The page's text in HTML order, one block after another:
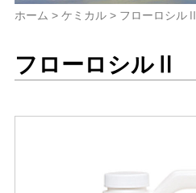
ホーム > ケミカル> フローロシルⅡ
フローロシルⅡ